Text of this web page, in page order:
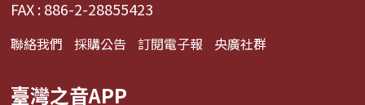
FAX : 886-2-28855423
聯絡我們 採購公告 訂閱電子報 央廣社群
臺灣之音APP